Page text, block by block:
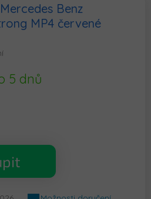
Benz
MP4 červené
5 dnů